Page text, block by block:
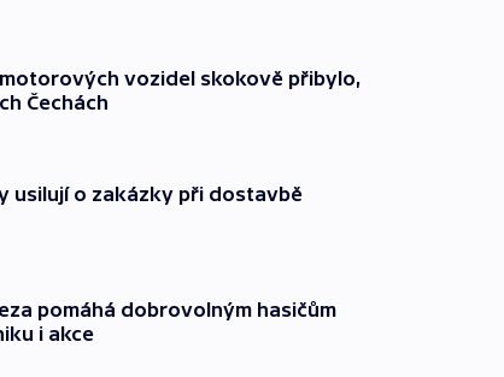
vozidel skokově přibylo,
Čechách
usilují o zakázky při dostavbě
pomáhá dobrovolným hasičům
i akce